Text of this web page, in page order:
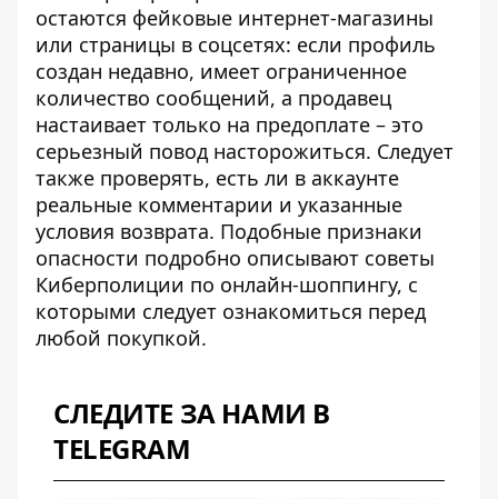
остаются фейковые интернет-магазины
или страницы в соцсетях: если профиль
создан недавно, имеет ограниченное
количество сообщений, а продавец
настаивает только на предоплате – это
серьезный повод насторожиться. Следует
также проверять, есть ли в аккаунте
реальные комментарии и указанные
условия возврата. Подобные признаки
опасности подробно описывают советы
Киберполиции по онлайн-шоппингу, с
которыми следует ознакомиться перед
любой покупкой.
СЛЕДИТЕ ЗА НАМИ В
TELEGRAM